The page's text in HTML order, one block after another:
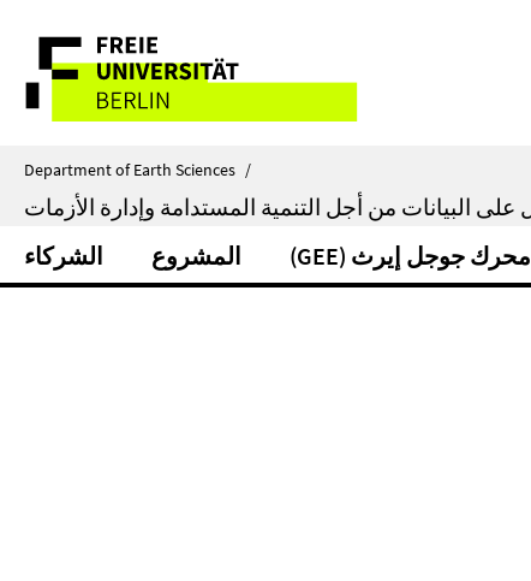
direkt
Inhalt
خريطة
الموقع
Department of Earth Sciences /
الشركاء المشروع (GEE) محرك جوجل إيرث